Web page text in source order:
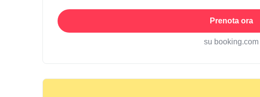
Prenota ora
su booking.com